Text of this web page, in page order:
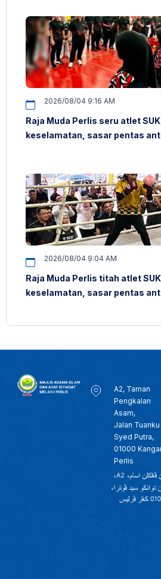
2026/08/04 9:16 AM
Raja Muda Perlis seru atlet
keselamatan, sasar pentas
2026/08/04 9:04 AM
Raja Muda Perlis titah atlet
keselamatan, sasar pentas
A2, Taman
Pengkalan
Asam,
Jalan Tuanku
Syed Putra,
01000
Perlis